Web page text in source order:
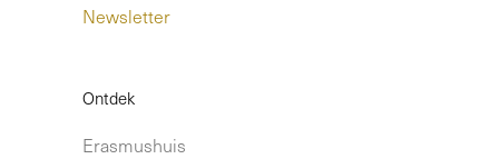
Newsletter
Ontdek
Erasmushuis